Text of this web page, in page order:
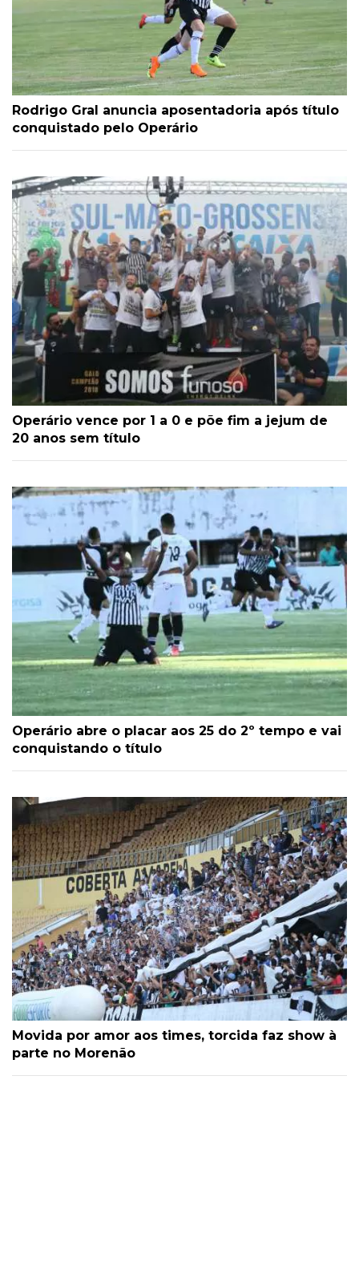
Rodrigo Gral anuncia aposentadoria após título
conquistado pelo Operário
Operário vence por 1 a 0 e põe fim a jejum de
20 anos sem título
Operário abre o placar aos 25 do 2º tempo e vai
conquistando o título
Movida por amor aos times, torcida faz show à
parte no Morenão